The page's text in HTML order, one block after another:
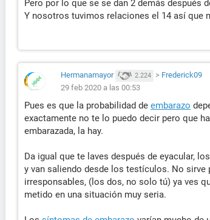
Pero por lo que se se dan 2 demás después
Y nosotros tuvimos relaciones el 14 así que
Hermanamayor 2.224 > Frederick09
29 feb 2020 a las 00:53
Pues es que la probabilidad de embarazo
exactamente no te lo puedo decir pero que
embarazada, la hay.
Da igual que te laves después de eyacular,
y van saliendo desde los testículos. No sirve
irresponsables, (los dos, no solo tú) ya ves
metido en una situación muy seria.